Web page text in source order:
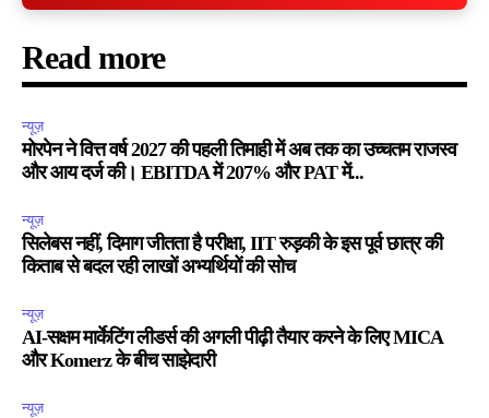
Read more
न्यूज़
मोरपेन ने वित्त वर्ष 2027 की पहली तिमाही में अब तक का उच्चतम राजस्व
और आय दर्ज की। EBITDA में 207% और PAT में...
न्यूज़
सिलेबस नहीं, दिमाग जीतता है परीक्षा, IIT रुड़की के इस पूर्व छात्र की
किताब से बदल रही लाखों अभ्यर्थियों की सोच
न्यूज़
AI-सक्षम मार्केटिंग लीडर्स की अगली पीढ़ी तैयार करने के लिए MICA
और Komerz के बीच साझेदारी
न्यूज़